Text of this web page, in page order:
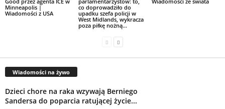
Minneapolis |
Wiadomości z USA
co doprowadziło do
upadku szefa policji w
West Midlands, wykracza
poza piłkę nożną...
Wiadomości na żywo
Dzieci chore na raka wzywają Berniego
Sandersa do poparcia ratującej życie...